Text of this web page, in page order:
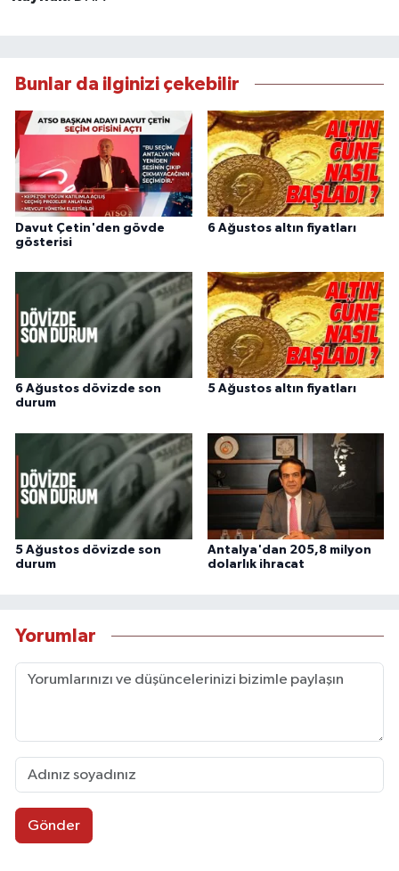
Bunlar da ilginizi çekebilir
Davut Çetin'den gövde
gösterisi
6 Ağustos altın fiyatları
6 Ağustos dövizde son
durum
5 Ağustos altın fiyatları
5 Ağustos dövizde son
durum
Antalya'dan 205,8 milyon
dolarlık ihracat
Yorumlar
Gönder